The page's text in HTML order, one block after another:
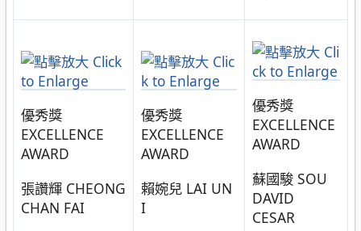
優秀獎
EXCELLENCE
AWARD
張讚輝 CHEONG
CHAN FAI
優秀獎
EXCELLENCE
AWARD
賴婉兒 LAI UN
I
優秀獎
EXCELLENCE
AWARD
蘇國駿 SOU
DAVID
CESAR